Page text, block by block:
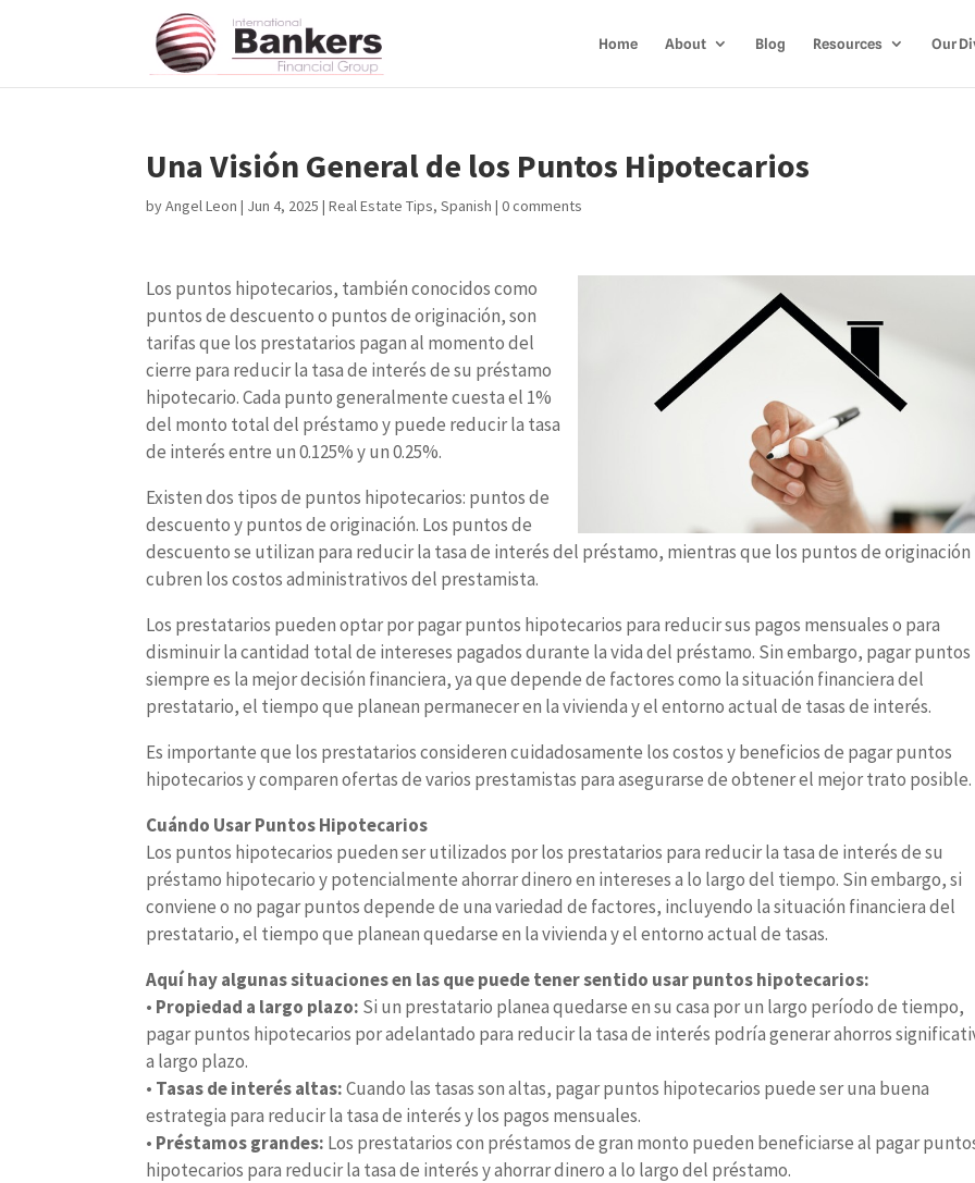
Home About Blog Resources Our
Una Visión General de los Puntos Hipotecarios
byAngel Leon | Jun 4, 2025 |Real Estate Tips,Spanish |0 comments
Los puntos hipotecarios, también conocidos como
puntos de descuento o puntos de originación, son
tarifas que los prestatarios pagan al momento del
cierre para reducir la tasa de interés de su préstamo
hipotecario. Cada punto generalmente cuesta el 1%
del monto total del préstamo y puede reducir la tasa
de interés entre un 0.125% y un 0.25%.
Existen dos tipos de puntos hipotecarios: puntos de
descuento y puntos de originación. Los puntos de
descuento se utilizan para reducir la tasa de interés del préstamo, mientras que los puntos de originación
cubren los costos administrativos del prestamista.
Los prestatarios pueden optar por pagar puntos hipotecarios para reducir sus pagos mensuales o para
disminuir la cantidad total de intereses pagados durante la vida del préstamo. Sin embargo, pagar puntos
siempre es la mejor decisión financiera, ya que depende de factores como la situación financiera del
prestatario, el tiempo que planean permanecer en la vivienda y el entorno actual de tasas de interés.
Es importante que los prestatarios consideren cuidadosamente los costos y beneficios de pagar puntos
hipotecarios y comparen ofertas de varios prestamistas para asegurarse de obtener el mejor trato posible.
Cuándo Usar Puntos Hipotecarios
Los puntos hipotecarios pueden ser utilizados por los prestatarios para reducir la tasa de interés de su
préstamo hipotecario y potencialmente ahorrar dinero en intereses a lo largo del tiempo. Sin embargo, si
conviene o no pagar puntos depende de una variedad de factores, incluyendo la situación financiera del
prestatario, el tiempo que planean quedarse en la vivienda y el entorno actual de tasas.
Aquí hay algunas situaciones en las que puede tener sentido usar puntos hipotecarios:
• Propiedad a largo plazo: Si un prestatario planea quedarse en su casa por un largo período de tiempo,
pagar puntos hipotecarios por adelantado para reducir la tasa de interés podría generar ahorros
a largo plazo.
• Tasas de interés altas:Cuando las tasas son altas, pagar puntos hipotecarios puede ser una buena
estrategia para reducir la tasa de interés y los pagos mensuales.
• Préstamos grandes: Los prestatarios con préstamos de gran monto pueden beneficiarse al pagar
hipotecarios para reducir la tasa de interés y ahorrar dinero a lo largo del préstamo.